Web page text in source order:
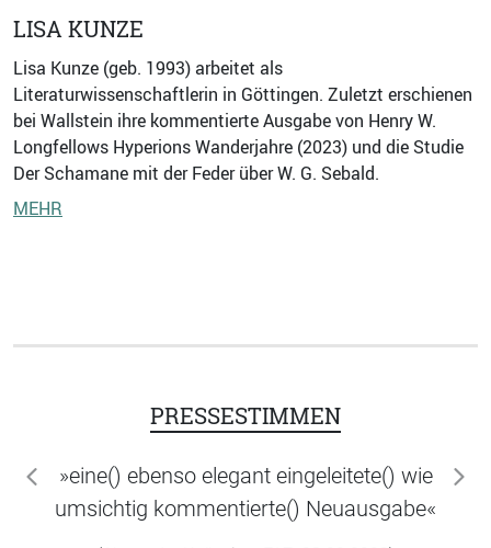
LISA KUNZE
Lisa Kunze (geb. 1993) arbeitet als
Literaturwissenschaftlerin in Göttingen. Zuletzt erschienen
bei Wallstein ihre kommentierte Ausgabe von Henry W.
Longfellows Hyperions Wanderjahre (2023) und die Studie
Der Schamane mit der Feder über W. G. Sebald.
MEHR
PRESSESTIMMEN
»eine() ebenso elegant eingeleitete() wie
umsichtig kommentierte() Neuausgabe«
zurück